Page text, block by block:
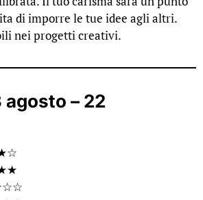
di imporre le tue idee agli altri.
nei progetti creativi.
– 22